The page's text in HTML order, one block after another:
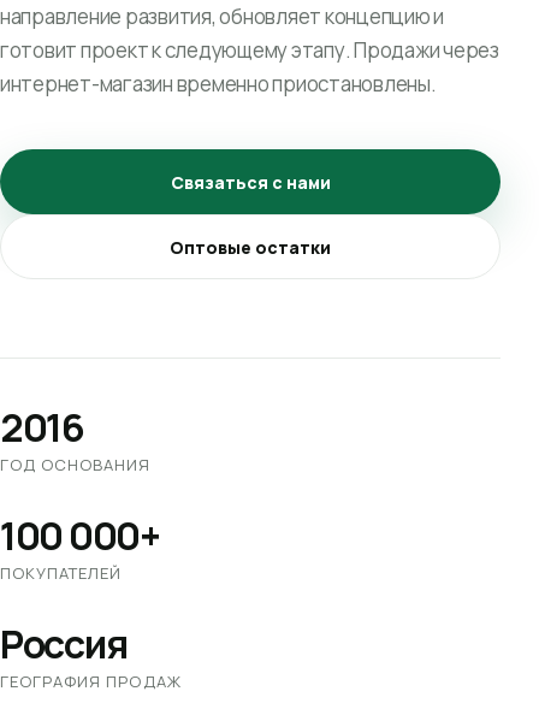
направление развития, обновляет концепцию и
готовит проект к следующему этапу. Продажи через
интернет-магазин временно приостановлены.
Связаться с нами
Оптовые остатки
2016
ГОД ОСНОВАНИЯ
100 000+
ПОКУПАТЕЛЕЙ
Россия
ГЕОГРАФИЯ ПРОДАЖ